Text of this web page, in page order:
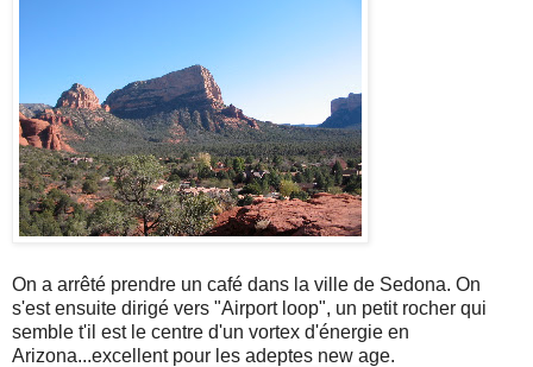
On a arrêté prendre un café dans la ville de Sedona. On
s'est ensuite dirigé vers "Airport loop", un petit rocher qui
semble t'il est le centre d'un vortex d'énergie en
Arizona...excellent pour les adeptes new age.